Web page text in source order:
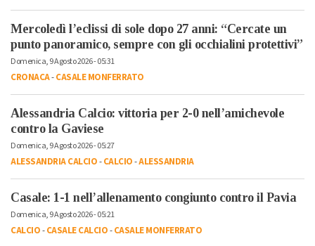
Mercoledì l’eclissi di sole dopo 27 anni: “Cercate un
punto panoramico, sempre con gli occhialini protettivi”
Domenica, 9 Agosto 2026 - 05:31
CRONACA-CASALE MONFERRATO
Alessandria Calcio: vittoria per 2-0 nell’amichevole
contro la Gaviese
Domenica, 9 Agosto 2026 - 05:27
ALESSANDRIA CALCIO-CALCIO-ALESSANDRIA
Casale: 1-1 nell’allenamento congiunto contro il Pavia
Domenica, 9 Agosto 2026 - 05:21
CALCIO-CASALE CALCIO-CASALE MONFERRATO